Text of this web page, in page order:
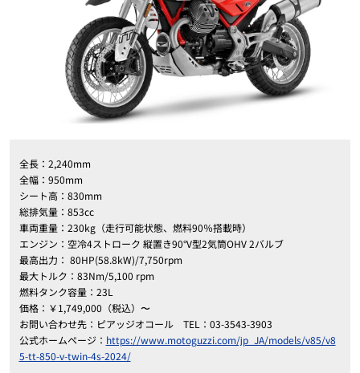
全長：2,240mm
全幅：950mm
シート高：830mm
総排気量：853cc
車両重量：230kg（走行可能状態、燃料90％搭載時）
エンジン：空冷4ストローク 縦置き90°V型2気筒OHV 2バルブ
最高出力： 80HP(58.8kW)/7,750rpm
最大トルク：83Nm/5,100 rpm
燃料タンク容量：23L
価格：￥1,749,000（税込）〜
お問い合わせ先：ピアッジオコール TEL：03-3543-3903
公式ホームページ： https://www.motoguzzi.com/jp_JA/models/v85/v8
5-tt-850-v-twin-4s-2024/